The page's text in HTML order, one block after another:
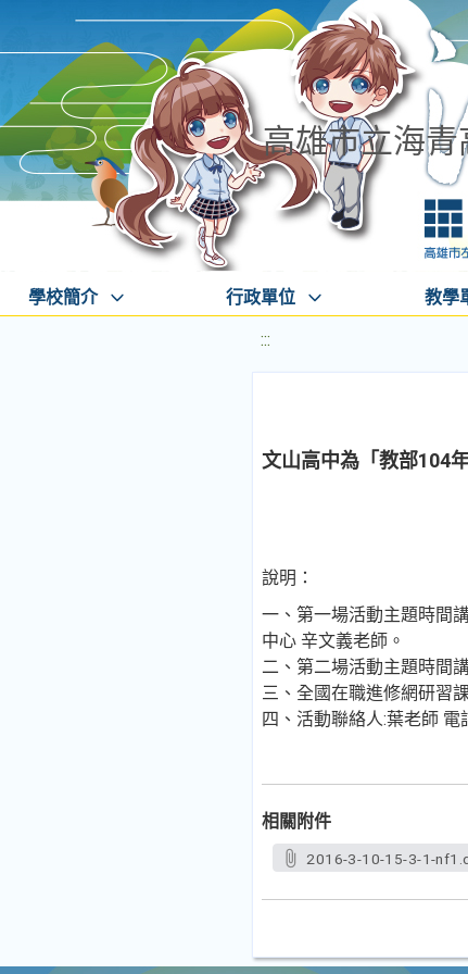
高雄市立海
學校簡介 行政單位 教學
:::
文山高中為「教部104
說明：
一、第一場活動主題時間
中心 辛文義老師。
二、第二場活動主題時間
三、全國在職進修網研習
四、活動聯絡人:葉老師
相關附件
2016-3-10-15-3-1-